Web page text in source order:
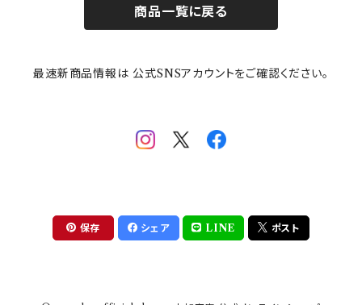
mofusand（モフサンド）
mofsand×日比谷花壇
ちびまる子ちゃんandクレヨンしんちゃん
HANAE MORI(ハナエモリ)
THE BEATLES(ザ・ビートルズ)
【山加商店×yaeko】migratory bird
隅切り重箱
HAPPY DINING(ハッピーダイニング)
メイメイウェア
SoSo(ソソ）
商品一覧に戻る
最速新商品情報は 公式SNSアカウントをご確認ください。
保存 シェア LINE ポスト